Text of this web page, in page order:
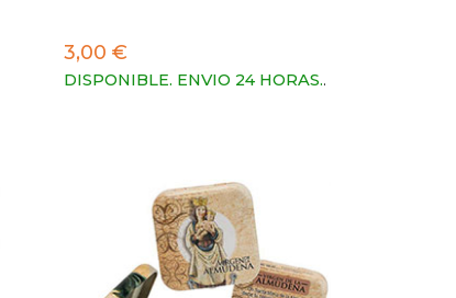
3,00 €
DISPONIBLE. ENVIO 24 HORAS..